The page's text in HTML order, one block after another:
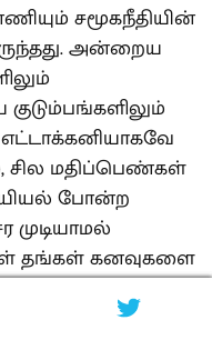
சமூகநீதியின்
அன்றைய
சில மதிப்பெண்கள்
போன்ற
முடியாமல்
தங்கள் கனவுகளை